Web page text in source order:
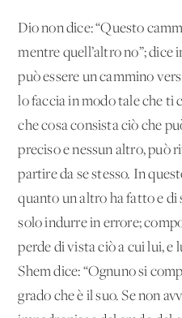
Dio non dice: “Questo
mentre quell’altro no”; dice
può essere un cammino
lo faccia in modo tale che ti
che cosa consista ciò che
preciso e nessun altro, può
partire da se stesso. In
quanto un altro ha fatto e
solo indurre in errore;
perde di vista ciò a cui lui, e
Shem dice: “Ognuno si
grado che è il suo. Se non